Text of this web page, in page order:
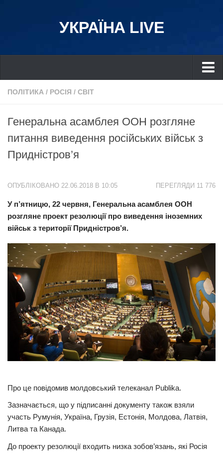
УКРАЇНА LIVE
Україна
Дніпро
Львів
Івано-Франківськ
Донбас
Одеса
Економіка
Політика
Світ
Цікаво
Наука
Технології
Історії
Події
Кримінал
ПОЛІТИКА / РОСІЯ / СВІТ
Генеральна асамблея ООН розгляне
питання виведення російських військ з
Придністров’я
ПЕРЕГЛЯДИ 11 776
ОПУБЛІКОВАНО 22.06.2018 В 10:05
У п’ятницю, 22 червня, Генеральна асамблея ООН
розгляне проект резолюції про виведення іноземних
військ з території Придністров’я.
Про це повідомив молдовський телеканал Publika.
Зазначається, що у підписанні документу також взяли
участь Румунія, Україна, Грузія, Естонія, Молдова, Латвія,
Литва та Канада.
До проекту резолюції входить низка зобов’язань, які Росія